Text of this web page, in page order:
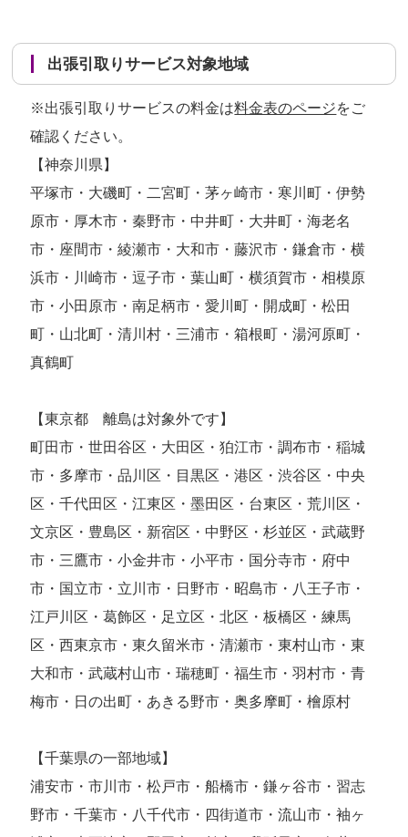
出張引取りサービス対象地域
※出張引取りサービスの料金は料金表のページをご
確認ください。
【神奈川県】
平塚市・大磯町・二宮町・茅ヶ崎市・寒川町・伊勢
原市・厚木市・秦野市・中井町・大井町・海老名
市・座間市・綾瀬市・大和市・藤沢市・鎌倉市・横
浜市・川崎市・逗子市・葉山町・横須賀市・相模原
市・小田原市・南足柄市・愛川町・開成町・松田
町・山北町・清川村・三浦市・箱根町・湯河原町・
真鶴町
【東京都 離島は対象外です】
町田市・世田谷区・大田区・狛江市・調布市・稲城
市・多摩市・品川区・目黒区・港区・渋谷区・中央
区・千代田区・江東区・墨田区・台東区・荒川区・
文京区・豊島区・新宿区・中野区・杉並区・武蔵野
市・三鷹市・小金井市・小平市・国分寺市・府中
市・国立市・立川市・日野市・昭島市・八王子市・
江戸川区・葛飾区・足立区・北区・板橋区・練馬
区・西東京市・東久留米市・清瀬市・東村山市・東
大和市・武蔵村山市・瑞穂町・福生市・羽村市・青
梅市・日の出町・あきる野市・奥多摩町・檜原村
【千葉県の一部地域】
浦安市・市川市・松戸市・船橋市・鎌ヶ谷市・習志
野市・千葉市・八千代市・四街道市・流山市・袖ヶ